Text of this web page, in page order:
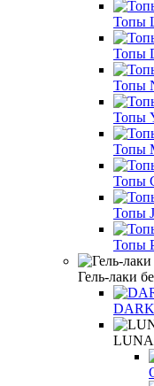
Топы
Топы
Топы
Топы
Топы
Топы
Топы
Топы
Гель-лаки
DARK